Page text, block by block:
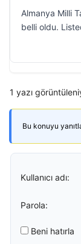
Almanya Milli
belli oldu.
1 yazı
Bu konuyu
Kullanıcı adı:
Parola:
Beni hatırla